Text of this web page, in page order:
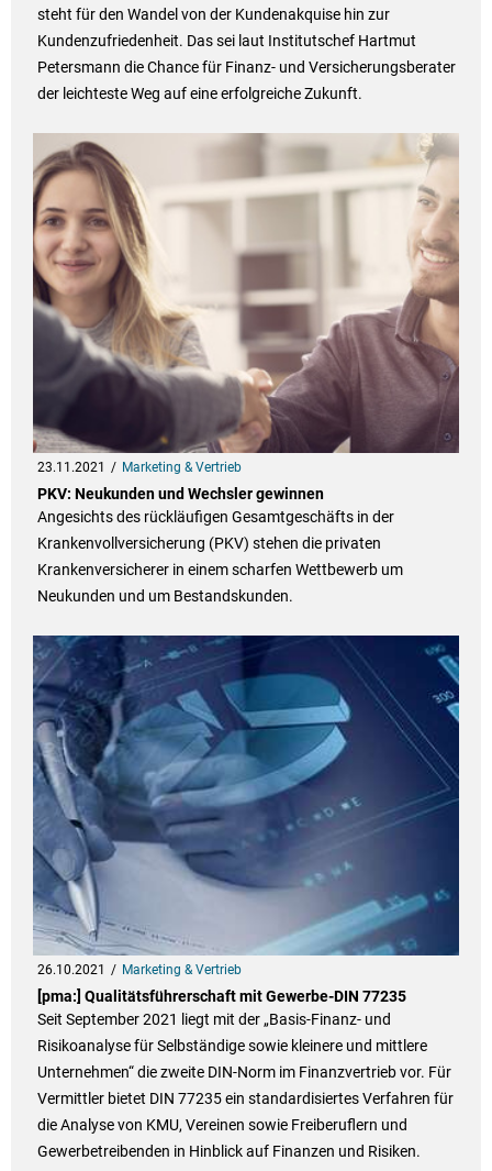
steht für den Wandel von der Kundenakquise hin zur
Kundenzufriedenheit. Das sei laut Institutschef Hartmut
Petersmann die Chance für Finanz- und Versicherungsberater
der leichteste Weg auf eine erfolgreiche Zukunft.
23.11.2021 Marketing & Vertrieb
PKV: Neukunden und Wechsler gewinnen
Angesichts des rückläufigen Gesamtgeschäfts in der
Krankenvollversicherung (PKV) stehen die privaten
Krankenversicherer in einem scharfen Wettbewerb um
Neukunden und um Bestandskunden.
26.10.2021 Marketing & Vertrieb
[pma:] Qualitätsführerschaft mit Gewerbe-DIN 77235
Seit September 2021 liegt mit der „Basis-Finanz- und
Risikoanalyse für Selbständige sowie kleinere und mittlere
Unternehmen“ die zweite DIN-Norm im Finanzvertrieb vor. Für
Vermittler bietet DIN 77235 ein standardisiertes Verfahren für
die Analyse von KMU, Vereinen sowie Freiberuflern und
Gewerbetreibenden in Hinblick auf Finanzen und Risiken.